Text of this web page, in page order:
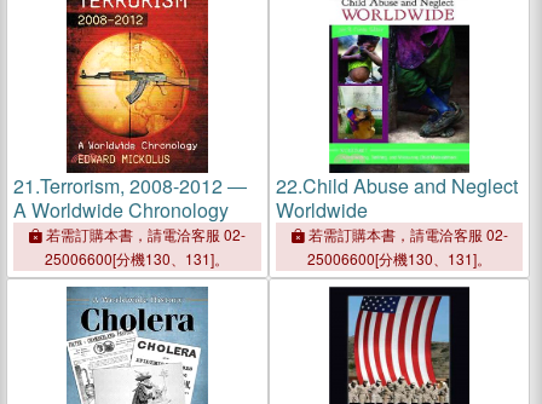
21.Terrorism, 2008-2012 ―
A Worldwide Chronology
若需訂購本書，請電洽客服 02-
25006600[分機130、131]。
22.Child Abuse and Neglect
Worldwide
若需訂購本書，請電洽客服 02-
25006600[分機130、131]。